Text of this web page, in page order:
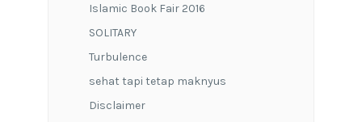
Islamic Book Fair 2016
SOLITARY
Turbulence
sehat tapi tetap maknyus
Disclaimer